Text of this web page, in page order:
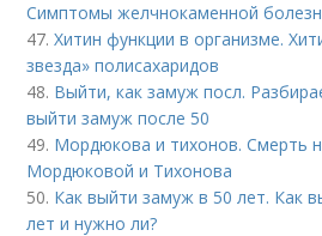
Симптомы желчнокаменной
47.Хитин функции в организме.
звезда» полисахаридов
48. Выйти, как замуж посл.
выйти замуж после 50
49. Мордюкова и тихонов. Смерть
Мордюковой и Тихонова
50. Как выйти замуж в 50 лет. Как
лет и нужно ли?